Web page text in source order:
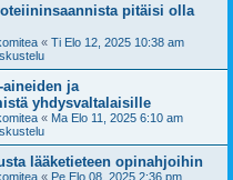
pitäisi olla
« Ti Elo 12, 2025 10:38 am
aineiden ja
yhdysvaltalaisille
« Ma Elo 11, 2025 6:10 am
lääketieteen opinahjoihin
« Pe Elo 08, 2025 2:36 pm